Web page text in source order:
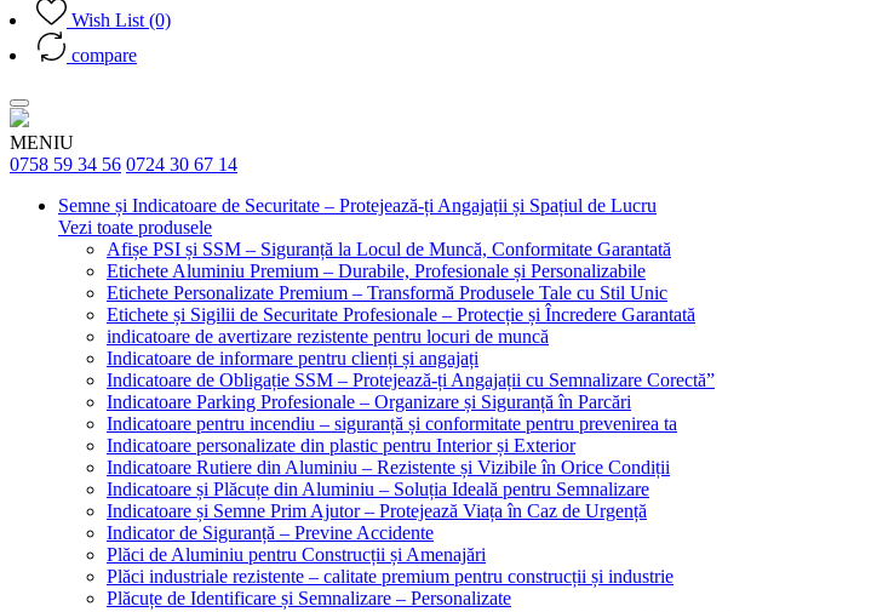
Wish List (0)
compare
MENIU
0758 59 34 56 0724 30 67 14
Semne și Indicatoare de Securitate – Protejează-ți Angajații și Spațiul de Lucru
Vezi toate produsele
Afișe PSI și SSM – Siguranță la Locul de Muncă, Conformitate Garantată
Etichete Aluminiu Premium – Durabile, Profesionale și Personalizabile
Etichete Personalizate Premium – Transformă Produsele Tale cu Stil Unic
Etichete și Sigilii de Securitate Profesionale – Protecție și Încredere Garantată
indicatoare de avertizare rezistente pentru locuri de muncă
Indicatoare de informare pentru clienți și angajați
Indicatoare de Obligație SSM – Protejează-ți Angajații cu Semnalizare Corectă”
Indicatoare Parking Profesionale – Organizare și Siguranță în Parcări
Indicatoare pentru incendiu – siguranță și conformitate pentru prevenirea ta
Indicatoare personalizate din plastic pentru Interior și Exterior
Indicatoare Rutiere din Aluminiu – Rezistente și Vizibile în Orice Condiții
Indicatoare și Plăcuțe din Aluminiu – Soluția Ideală pentru Semnalizare
Indicatoare și Semne Prim Ajutor – Protejează Viața în Caz de Urgență
Indicator de Siguranță – Previne Accidente
Plăci de Aluminiu pentru Construcții și Amenajări
Plăci industriale rezistente – calitate premium pentru construcții și industrie
Plăcuțe de Identificare și Semnalizare – Personalizate